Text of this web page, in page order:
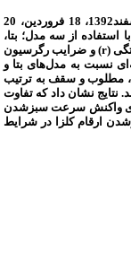
(زرفام، هایولا401، هایولا308، هایولا50 و آر.جی.اس003) نسبت به دما در 12 تاریخ کاشت (17 آبان، 18 آذر، 17 دی، 19 بهمن، 15 اسفند1392، 18 فروردین، 20
اردیبهشت، 21 خرداد، 10 تیر، 18 مرداد، 18 شهریور و 17 مهر سال 1393) در شرایط اقلیمی گرگان در سال‌های زراعی 1392 و 1393 با استفاده از سه مدل؛ بتا،
(
r) و ضرایب رگرسیون
نسبت به مدل‌های بتا و
مطلوب و سقف به ترتیب
مورد نیاز برای سبزشدن ارقام کلزا در عمق دو سانتی‌متر، 5/4 روز محاسبه شد. نتایج نشان داد که تفاوت
واکنش سرعت سبزشدن
ارقام کلزا در شرایط